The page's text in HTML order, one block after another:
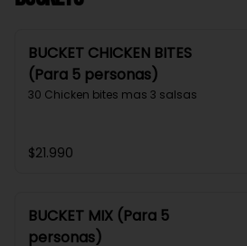
BUCKET CHICKEN BITES
(Para 5 personas)
30 Chicken bites mas 3 salsas
$21.990
BUCKET MIX (Para 5
personas)